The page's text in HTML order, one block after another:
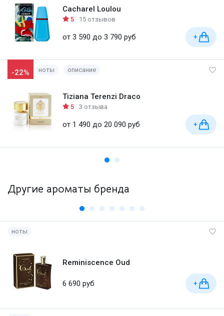
Cacharel Loulou
5 15 отзывов
от 3 590 до 3 790 руб +
-22% ноты описание
Tiziana Terenzi Draco
5 3 отзыва
от 1 490 до 20 090 руб +
Другие ароматы бренда
ноты
Reminiscence Oud
6 690 руб +